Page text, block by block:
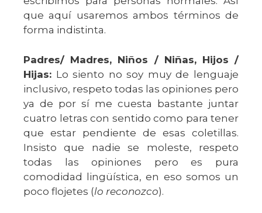
que aquí usaremos ambos términos de
forma indistinta.
Padres/ Madres, Niños / Niñas, Hijos /
Hijas: Lo siento no soy muy de lenguaje
inclusivo, respeto todas las opiniones pero
ya de por sí me cuesta bastante juntar
cuatro letras con sentido como para tener
que estar pendiente de esas coletillas.
Insisto que nadie se moleste, respeto
todas las opiniones pero es pura
comodidad lingüística, en eso somos un
poco flojetes (lo reconozco).